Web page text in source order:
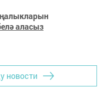
аласыз
новости